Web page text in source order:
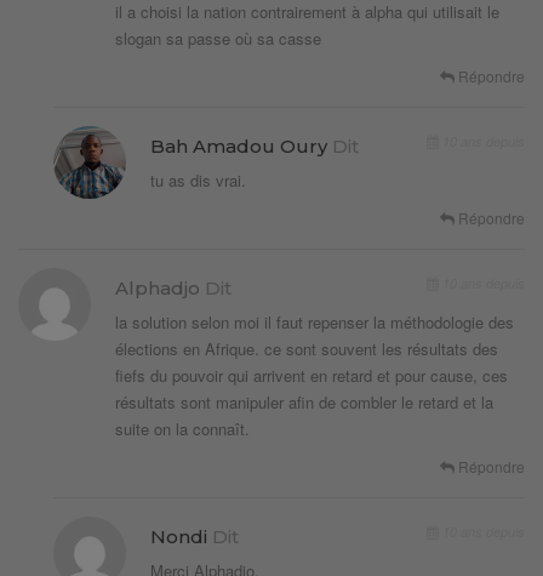
il a choisi la nation contrairement à alpha qui utilisait le
slogan sa passe où sa casse
Répondre
Bah Amadou Oury Dit
tu as dis vrai.
Répondre
Alphadjo Dit
la solution selon moi il faut repenser la méthodologie des
élections en Afrique. ce sont souvent les résultats des
fiefs du pouvoir qui arrivent en retard et pour cause, ces
résultats sont manipuler afin de combler le retard et la
suite on la connaît.
Répondre
Nondi Dit
Merci Alphadjo,